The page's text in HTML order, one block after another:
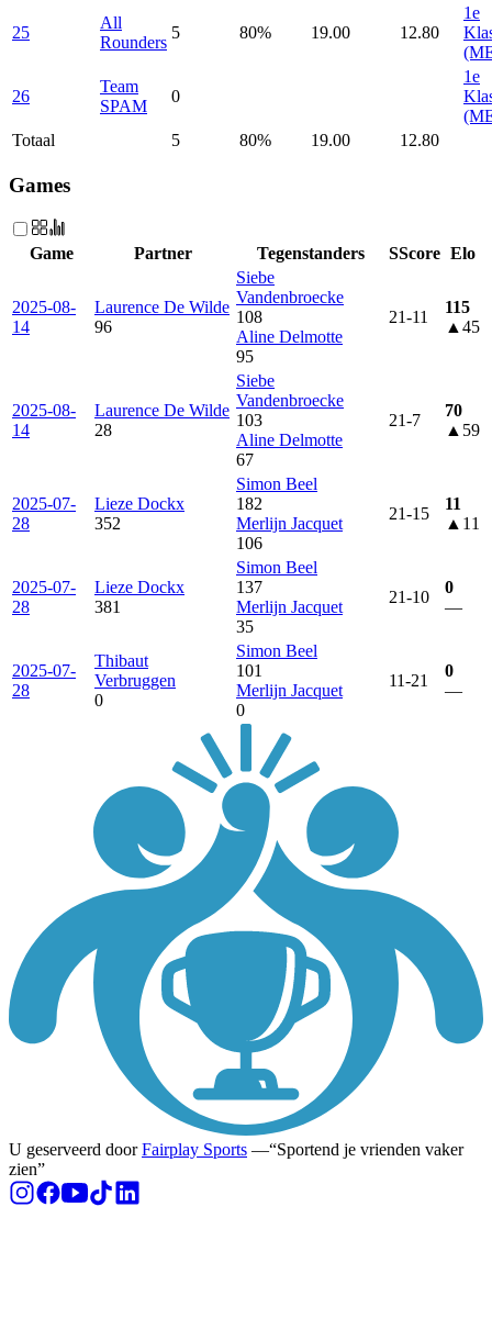
25
All
Rounders
5 80% 19.00 12.80
1e
26
Team
SPAM
0
1e
Totaal
5 80% 19.00 12.80
Games
Game Partner Tegenstanders SScore Elo
2025-08-
14
Laurence De Wilde
96
Siebe
Vandenbroecke
108
Aline Delmotte
95
21-11
115
▲45
2025-08-
14
Laurence De Wilde
28
Siebe
Vandenbroecke
103
Aline Delmotte
67
21-7
70
▲59
2025-07-
28
Lieze Dockx
352
Simon Beel
182
Merlijn Jacquet
106
21-15
11
▲11
2025-07-
28
Lieze Dockx
381
Simon Beel
137
Merlijn Jacquet
35
21-10
0
—
2025-07-
28
Thibaut
Verbruggen
0
Simon Beel
101
Merlijn Jacquet
0
11-21
0
—
U geserveerd door Fairplay Sports — Sportend je vrienden vaker
zien